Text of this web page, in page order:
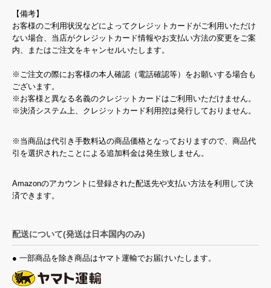
【備考】
お客様のご利用状況などによってクレジットカードがご利用いただけ
ない場合、当店がクレジットカード情報やお支払い方法の変更をご案
内、またはご注文をキャンセルいたします。
※ご注文の際にお客様の本人確認（電話確認等）をお願いする場合も
ございます。
※お客様と異なる名義のクレジットカードはご利用いただけません。
※決済システム上、クレジットカード利用控は発行しておりません。
※当商品は代引き手数料込の商品価格となっておりますので、商品代
引を選択されたことによる追加料金は発生致しません。
Amazonのアカウントに登録された配送先や支払い方法を利用して決
済できます。
配送について(発送は日本国内のみ)
● 一部商品を除き商品はヤマト運輸でお届けいたします。